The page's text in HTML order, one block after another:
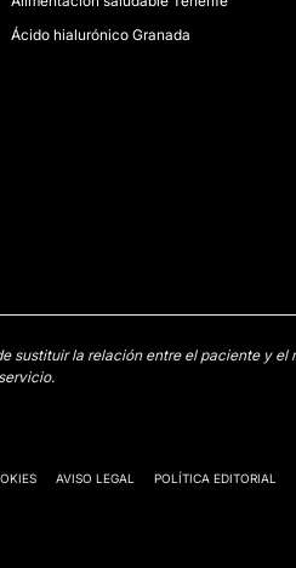
Ácido hialurónico Granada
sustituir la relación entre el paciente y el
AVISO LEGAL POLÍTICA EDITORIAL